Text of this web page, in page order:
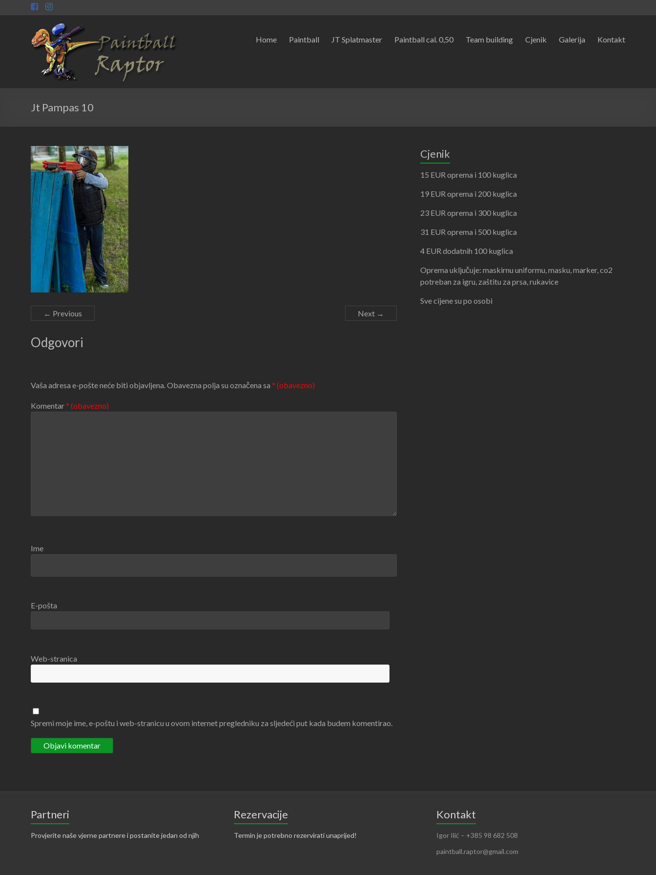
to
Paintball
Raptor
Raptor
Home Paintball JT Splatmaster Paintball cal. 0,50 Team building Cjenik Galerija Kontakt
Jt Pampas 10
← Previous Next →
Odgovori
Vaša adresa e-pošte neće biti objavljena.Obavezna polja su označena sa * (obavezno)
Komentar* (obavezno)
Ime
E-pošta
Web-stranica
Spremi moje ime, e-poštu i web-stranicu u ovom internet pregledniku za sljedeći put kada budem komentirao.
Cjenik
15 EUR oprema i 100 kuglica
19 EUR oprema i 200 kuglica
23 EUR oprema i 300 kuglica
31 EUR oprema i 500 kuglica
4 EUR dodatnih 100 kuglica
Oprema uključuje: maskirnu uniformu, masku, marker, co2
potreban za igru, zaštitu za prsa, rukavice
Sve cijene su po osobi
Partneri
Provjerite naše vjerne partnere i postanite jedan od njih
Rezervacije
Termin je potrebno rezervirati unaprijed!
Kontakt
Igor Ilić – +385 98 682 508
paintball.raptor@gmail.com